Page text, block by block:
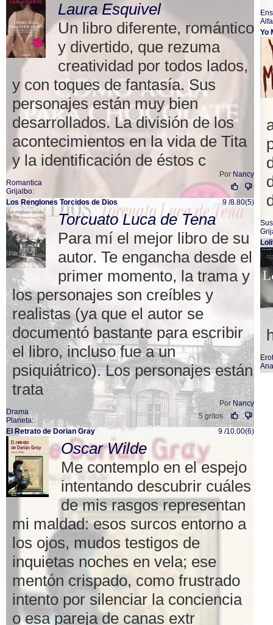
Laura Esquivel
Un libro diferente, romántico
y divertido, que rezuma
creatividad por todos lados,
y con toques de fantasía. Sus
personajes están muy bien
desarrollados. La división de los
acontecimientos en la vida de Tita
y la identificación de éstos c
Por Nancy
Romantica
Grijalbo:
Los Renglones Torcidos de Dios
9 /8.80(5)
Torcuato Luca de Tena
Para mí el mejor libro de su
autor. Te engancha desde el
primer momento, la trama y
los personajes son creíbles y
realistas (ya que el autor se
documentó bastante para escribir
el libro, incluso fue a un
psiquiátrico). Los personajes están
trata
PorNancy
Drama
Planeta:
5 gritos
El Retrato de Dorian Gray
9 /10.00(6)
Oscar Wilde
Me contemplo en el espejo
intentando descubrir cuáles
de mis rasgos representan
mi maldad: esos surcos entorno a
los ojos, mudos testigos de
inquietas noches en vela; ese
mentón crispado, como frustrado
intento por silenciar la conciencia
o esa pareja de canas extr
Yo